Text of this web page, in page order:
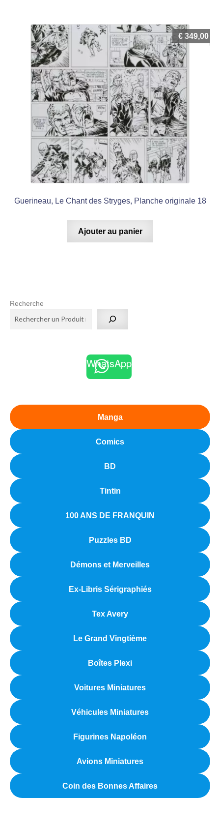
Guerineau, Le Chant des Stryges, Planche originale 18
€ 349,00
Ajouter au panier
Recherche
WhatsApp
Manga
Comics
BD
Tintin
100 ANS DE FRANQUIN
Puzzles BD
Démons et Merveilles
Ex-Libris Sérigraphiés
Tex Avery
Le Grand Vingtième
Boîtes Plexi
Voitures Miniatures
Véhicules Miniatures
Figurines Napoléon
Avions Miniatures
Coin des Bonnes Affaires